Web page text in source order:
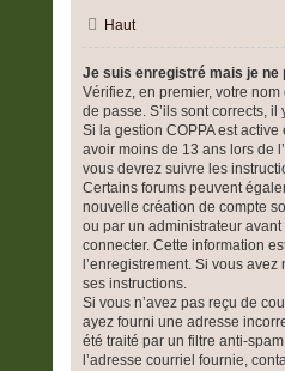
Haut
Je suis enregistré mais je ne
Vérifiez, en premier, votre nom
de passe. S’ils sont corrects,
Si la gestion COPPA est
avoir moins de 13 ans lors de
vous devrez suivre les
Certains forums peuvent
nouvelle création de compte
ou par un administrateur
connecter. Cette information
l’enregistrement. Si vous
ses instructions.
Si vous n’avez pas reçu de
ayez fourni une adresse
été traité par un filtre anti-
l’adresse courriel fournie,